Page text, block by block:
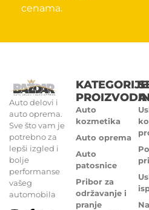
cenama.
Auto delovi i
auto oprema.
Sve što vam je
potrebno za
lepši izgled i
bolje
performanse
vašeg
automobila
KATEGORIJE
PROIZVODA
Auto
kozmetika
Auto oprema
Auto
patosnice
Pribor za
održavanje i
pranje